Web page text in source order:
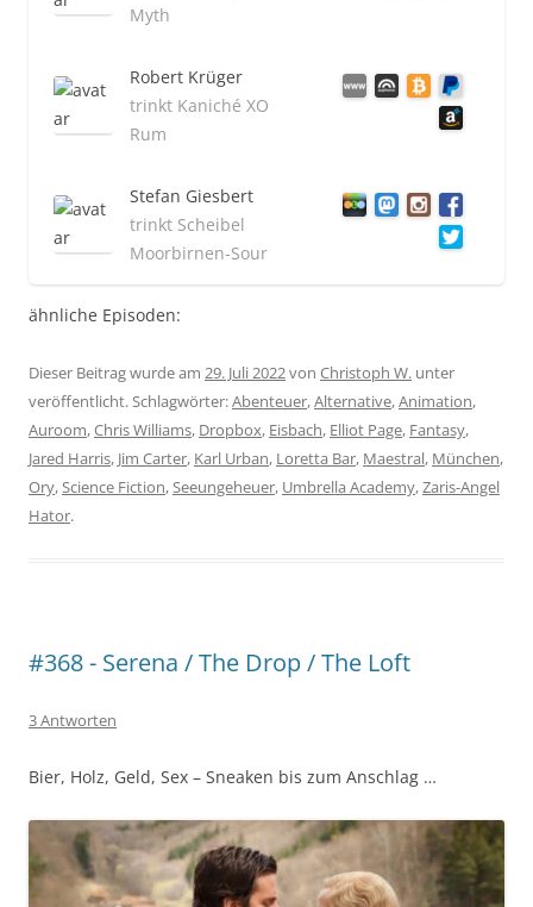
Myth
Robert Krüger
trinkt Kaniché XO
Rum
Stefan Giesbert
trinkt Scheibel
Moorbirnen-Sour
ähnliche Episoden:
Dieser Beitrag wurde am 29. Juli 2022von Christoph W. unter
veröffentlicht. Schlagwörter:Abenteuer,Alternative,Animation,
Auroom,Chris Williams, Dropbox, Eisbach, Elliot Page, Fantasy,
Jared Harris, Jim Carter, Karl Urban, Loretta Bar, Maestral, München,
Ory,Science Fiction,Seeungeheuer, Umbrella Academy,Zaris-Angel
Hator.
#368 - Serena / The Drop / The Loft
3 Antworten
Bier, Holz, Geld, Sex – Sneaken bis zum Anschlag …